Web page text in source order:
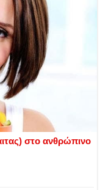
στο ανθρώπινο